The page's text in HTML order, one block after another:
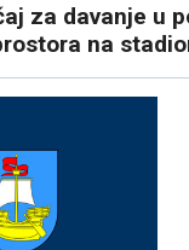
za davanje u
na